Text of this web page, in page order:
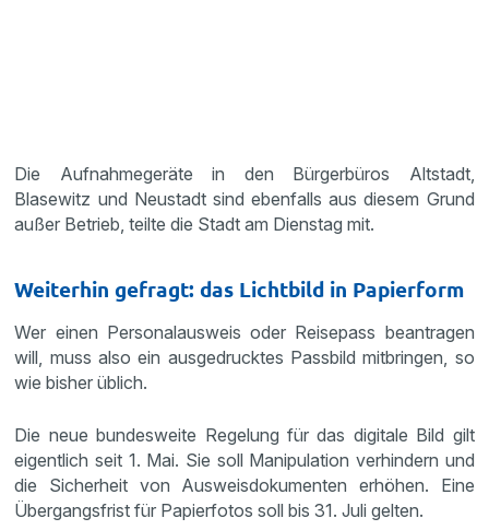
Die Aufnahmegeräte in den Bürgerbüros Altstadt,
Blasewitz und Neustadt sind ebenfalls aus diesem Grund
außer Betrieb, teilte die Stadt am Dienstag mit.
Weiterhin gefragt: das Lichtbild in Papierform
Wer einen Personalausweis oder Reisepass beantragen
will, muss also ein ausgedrucktes Passbild mitbringen, so
wie bisher üblich.
Die neue bundesweite Regelung für das digitale Bild gilt
eigentlich seit 1. Mai. Sie soll Manipulation verhindern und
die Sicherheit von Ausweisdokumenten erhöhen. Eine
Übergangsfrist für Papierfotos soll bis 31. Juli gelten.